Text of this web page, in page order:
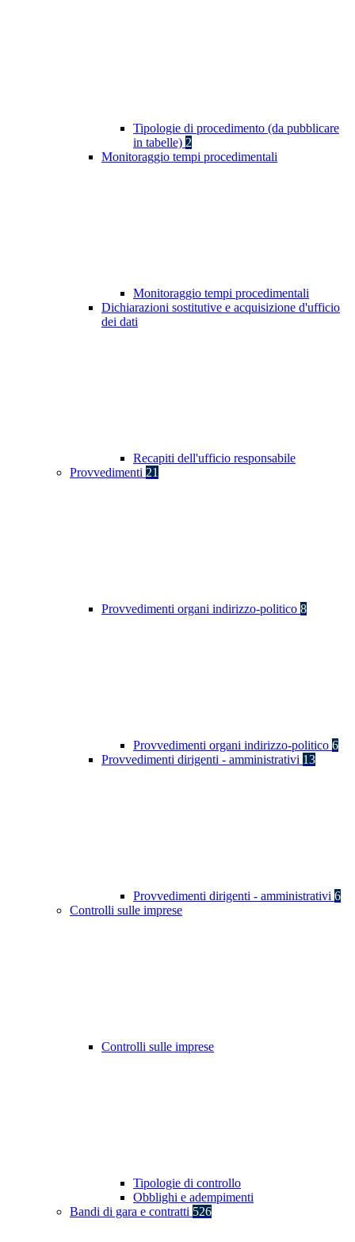
Tipologie di procedimento (da pubblicare
in tabelle) 2
Monitoraggio tempi procedimentali
Monitoraggio tempi procedimentali
Dichiarazioni sostitutive e acquisizione d'ufficio
dei dati
Recapiti dell'ufficio responsabile
Provvedimenti 21
Provvedimenti organi indirizzo-politico 8
Provvedimenti organi indirizzo-politico 6
Provvedimenti dirigenti - amministrativi 13
Provvedimenti dirigenti - amministrativi 6
Controlli sulle imprese
Controlli sulle imprese
Tipologie di controllo
Obblighi e adempimenti
Bandi di gara e contratti 526